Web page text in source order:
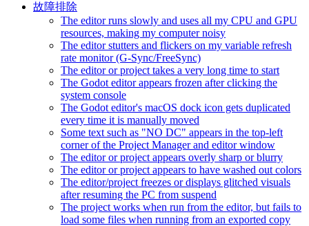
故障排除
The editor runs slowly and uses all my CPU and GPU
resources, making my computer noisy
The editor stutters and flickers on my variable refresh
rate monitor (G-Sync/FreeSync)
The editor or project takes a very long time to start
The Godot editor appears frozen after clicking the
system console
The Godot editor's macOS dock icon gets duplicated
every time it is manually moved
Some text such as "NO DC" appears in the top-left
corner of the Project Manager and editor window
The editor or project appears overly sharp or blurry
The editor or project appears to have washed out colors
The editor/project freezes or displays glitched visuals
after resuming the PC from suspend
The project works when run from the editor, but fails to
load some files when running from an exported copy